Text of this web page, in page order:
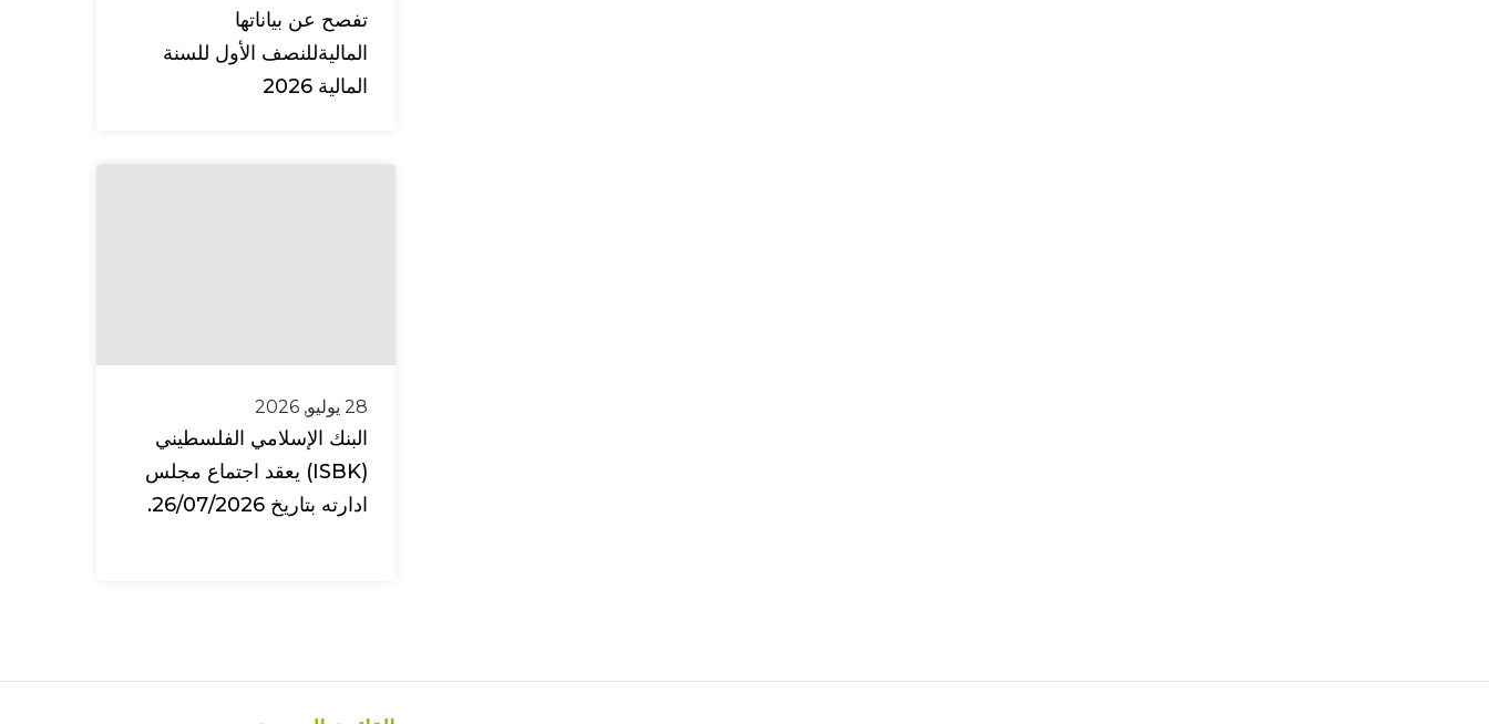
تفصح عن بياناتها
الماليةللنصف الأول للسنة
المالية 2026
28 يوليو, 2026
البنك الإسلامي الفلسطيني
(ISBK) يعقد اجتماع مجلس
ادارته بتاريخ 26/07/2026.